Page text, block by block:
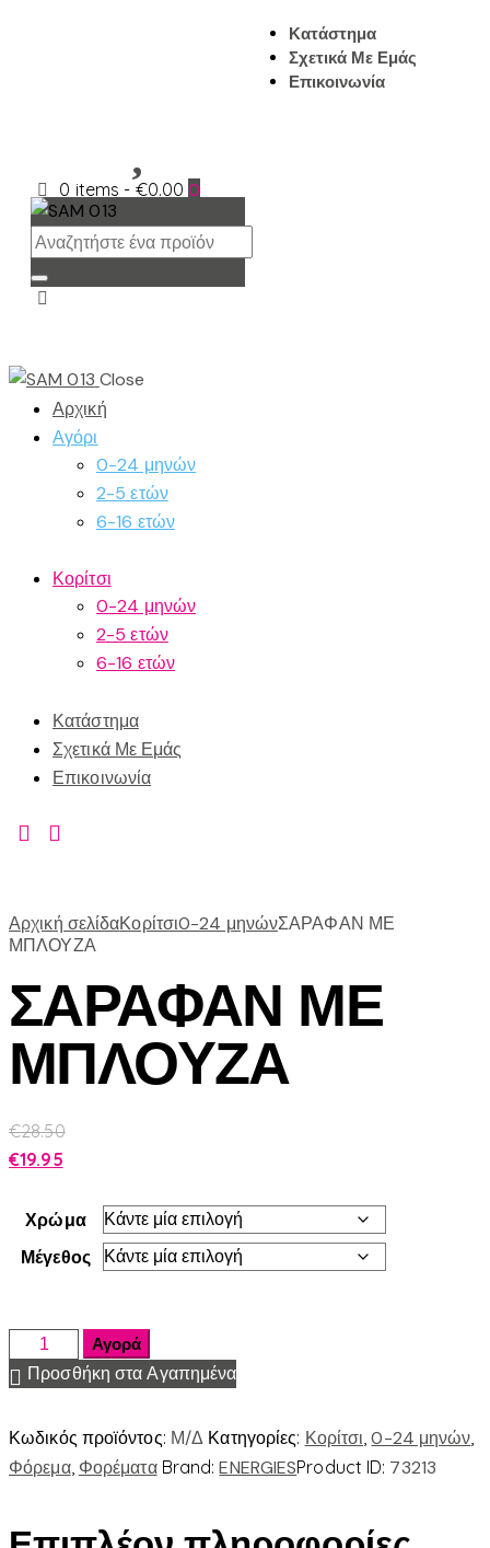
Κατάστημα
Σχετικά Με Εμάς
Επικοινωνία
0 items - €0.00 0
Close
Αρχική
Αγόρι
0-24 μηνών
2-5 ετών
6-16 ετών
Κορίτσι
0-24 μηνών
2-5 ετών
6-16 ετών
Κατάστημα
Σχετικά Με Εμάς
Επικοινωνία
Αρχική σελίδαΚορίτσι0-24 μηνώνΣΑΡΑΦΑΝ ΜΕ
ΜΠΛΟΥΖΑ
ΣΑΡΑΦΑΝ ΜΕ
ΜΠΛΟΥΖΑ
€28.50
€19.95
Χρώμα
Μέγεθος
Αγορά
Προσθήκη στα Αγαπημένα
Κωδικός προϊόντος: Μ/Δ Κατηγορίες: Κορίτσι,0-24 μηνών,
Φόρεμα, Φορέματα Brand:ENERGIESProduct ID: 73213